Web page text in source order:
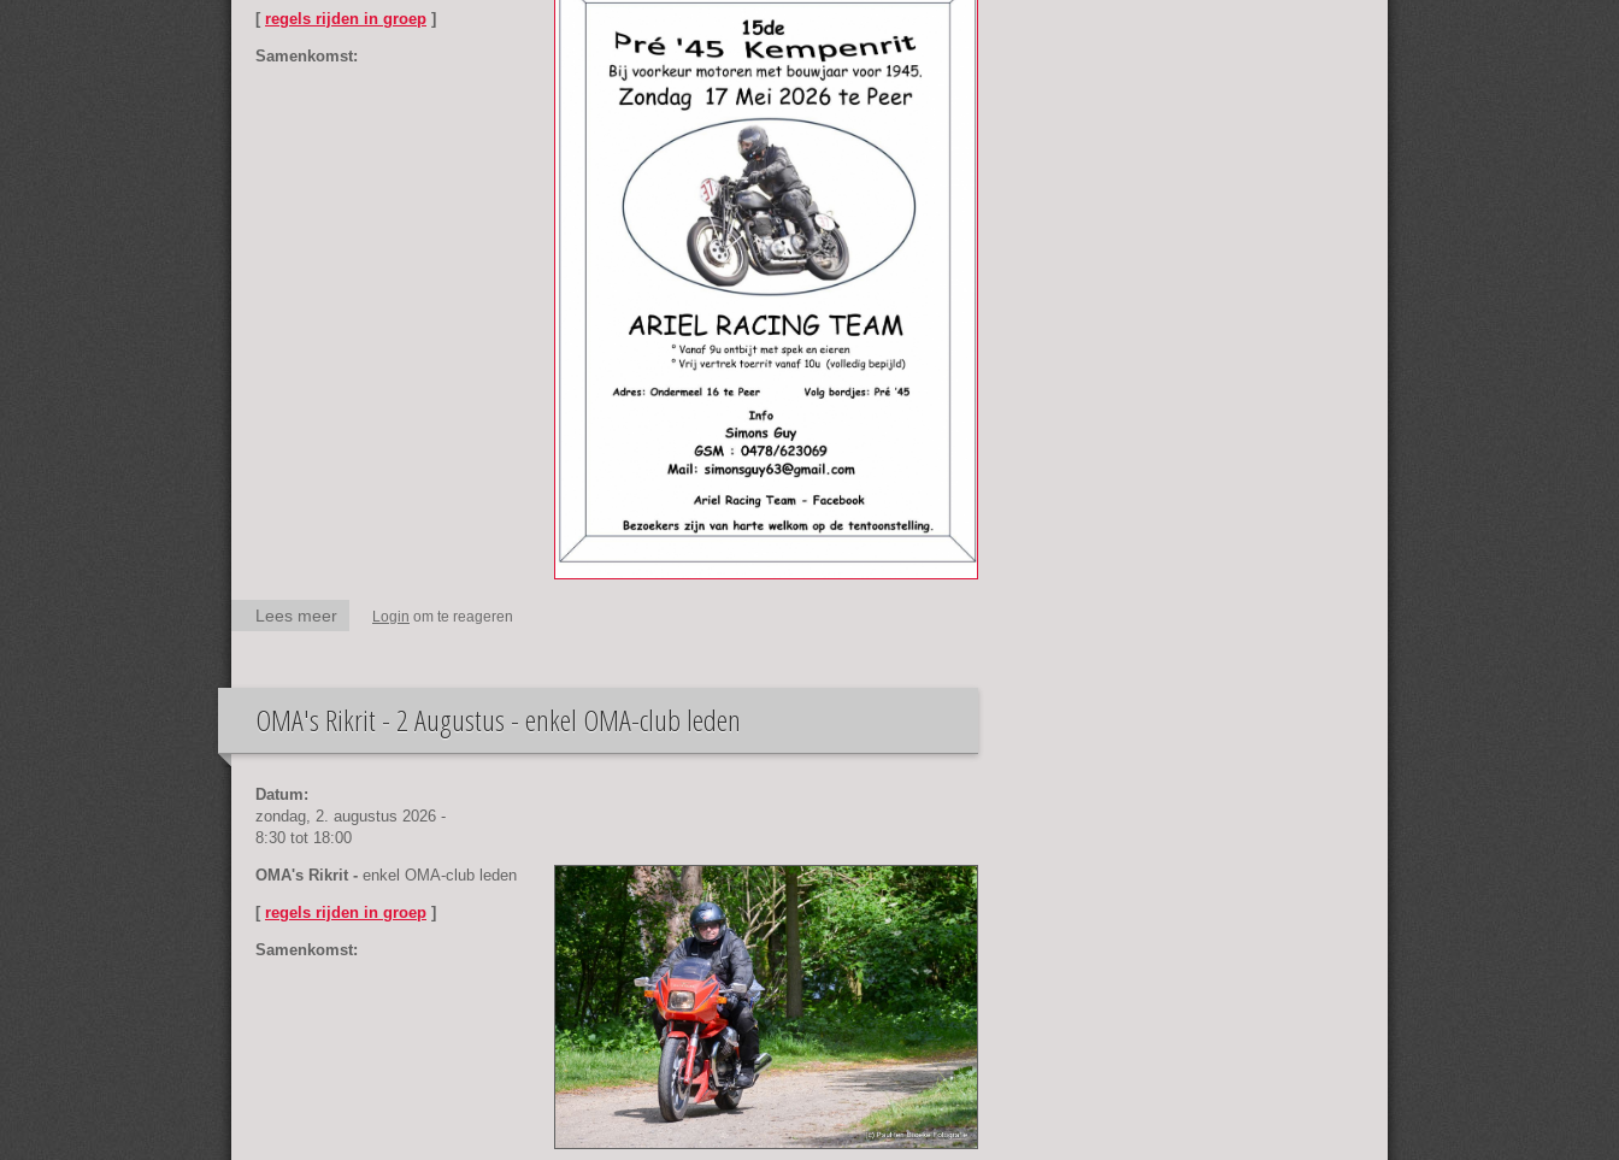
[ regels rijden in groep ]
Samenkomst:
Lees meer over OMA's Peerrit -
Login om te reageren
OMA's Rikrit - 2 Augustus - enkel OMA-club leden
Datum:
zondag, 2. augustus 2026 -
8:30 tot 18:00
OMA's Rikrit - enkel OMA-club leden
[ regels rijden in groep ]
Samenkomst: